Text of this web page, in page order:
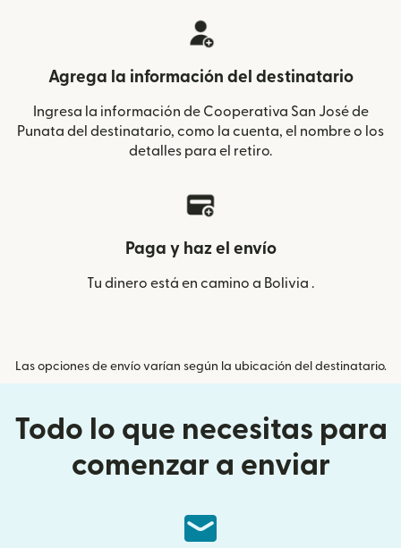
Agrega la información del destinatario
Ingresa la información de Cooperativa San José de
Punata del destinatario, como la cuenta, el nombre o los
detalles para el retiro.
Paga y haz el envío
Tu dinero está en camino a Bolivia .
Las opciones de envío varían según la ubicación del destinatario.
Todo lo que necesitas para
comenzar a enviar